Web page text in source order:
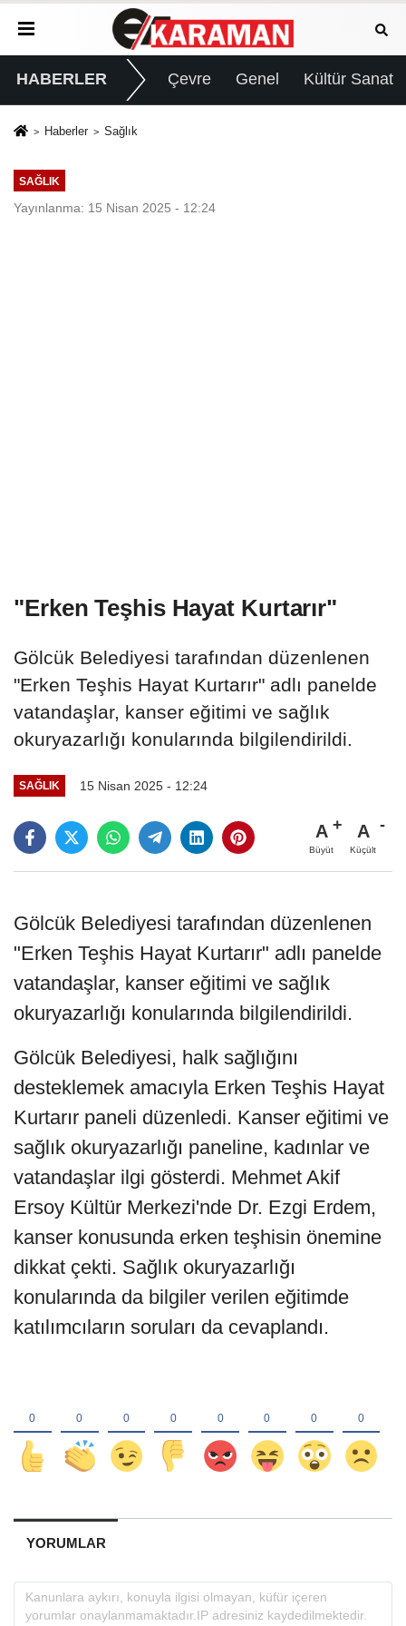
HABERLER Çevre Genel Kültür Sanat
Haberler Sağlık
SAĞLIK
Yayınlanma: 15 Nisan 2025 - 12:24
"Erken Teşhis Hayat Kurtarır"
Gölcük Belediyesi tarafından düzenlenen
"Erken Teşhis Hayat Kurtarır" adlı panelde
vatandaşlar, kanser eğitimi ve sağlık
okuryazarlığı konularında bilgilendirildi.
SAĞLIK 15 Nisan 2025 - 12:24
A
Büyüt
A
Küçült
Gölcük Belediyesi tarafından düzenlenen
"Erken Teşhis Hayat Kurtarır" adlı panelde
vatandaşlar, kanser eğitimi ve sağlık
okuryazarlığı konularında bilgilendirildi.
Gölcük Belediyesi, halk sağlığını
desteklemek amacıyla Erken Teşhis Hayat
Kurtarır paneli düzenledi. Kanser eğitimi ve
sağlık okuryazarlığı paneline, kadınlar ve
vatandaşlar ilgi gösterdi. Mehmet Akif
Ersoy Kültür Merkezi'nde Dr. Ezgi Erdem,
kanser konusunda erken teşhisin önemine
dikkat çekti. Sağlık okuryazarlığı
konularında da bilgiler verilen eğitimde
katılımcıların soruları da cevaplandı.
YORUMLAR